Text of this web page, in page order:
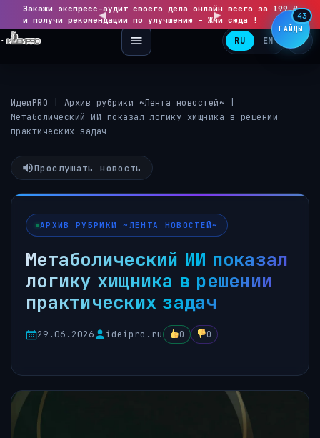
Закажи экспресс-аудит своего дела онлайн всего за 199 ₽
и получи рекомендации по улучшению - Жми сюда !
▶
RU EN
ИдеиPRO Архив рубрики ~Лента новостей~
Метаболический ИИ показал логику хищника в решении
практических задач
Прослушать новость
АРХИВ РУБРИКИ ~ЛЕНТА НОВОСТЕЙ~
Метаболический ИИ показал
логику хищника в решении
практических задач
29.06.2026 ideipro.ru 0 0
ГАЙДЫ
43